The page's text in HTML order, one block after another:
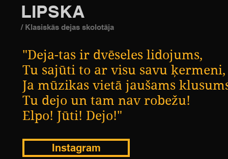
LIPSKA
/ Klasiskās dejas skolotāja
"Deja-tas ir dvēseles lidojums,
Tu sajūti to ar visu savu ķermeni,
Ja mūzikas vietā jaušams
Tu dejo un tam nav robežu!
Elpo! Jūti! Dejo!"
Instagram